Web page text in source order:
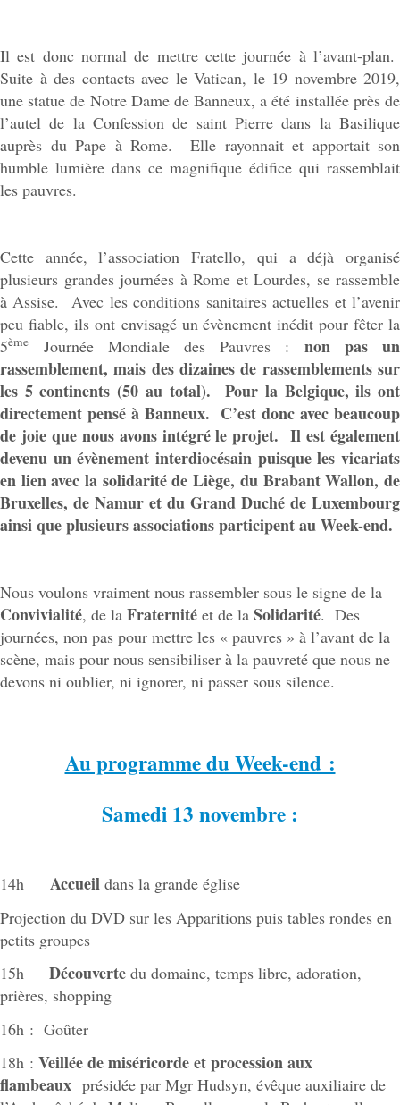
Il est donc normal de mettre cette journée à l’avant-plan.
Suite à des contacts avec le Vatican, le 19 novembre 2019,
une statue de Notre Dame de Banneux, a été installée près de
l’autel de la Confession de saint Pierre dans la Basilique
auprès du Pape à Rome. Elle rayonnait et apportait son
humble lumière dans ce magnifique édifice qui rassemblait
les pauvres.
Cette année, l’association Fratello, qui a déjà organisé
plusieurs grandes journées à Rome et Lourdes, se rassemble
à Assise. Avec les conditions sanitaires actuelles et l’avenir
peu fiable, ils ont envisagé un évènement inédit pour fêter la
5ème Journée Mondiale des Pauvres : non pas un
rassemblement, mais des dizaines de rassemblements sur
les 5 continents (50 au total). Pour la Belgique, ils ont
directement pensé à Banneux. C’est donc avec beaucoup
de joie que nous avons intégré le projet. Il est également
devenu un évènement interdiocésain puisque les vicariats
en lien avec la solidarité de Liège, du Brabant Wallon, de
Bruxelles, de Namur et du Grand Duché de Luxembourg
ainsi que plusieurs associations participent au Week-end.
Nous voulons vraiment nous rassembler sous le signe de la
Convivialité, de la Fraternité et de la Solidarité. Des
journées, non pas pour mettre les « pauvres » à l’avant de la
scène, mais pour nous sensibiliser à la pauvreté que nous ne
devons ni oublier, ni ignorer, ni passer sous silence.
Au programme du Week-end :
Samedi 13 novembre :
14h Accueil dans la grande église
Projection du DVD sur les Apparitions puis tables rondes en
petits groupes
15h Découverte du domaine, temps libre, adoration,
prières, shopping
16h : Goûter
18h : Veillée de miséricorde et procession aux
flambeaux présidée par Mgr Hudsyn, évêque auxiliaire de